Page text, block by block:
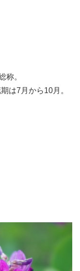
。
は7月から10月。